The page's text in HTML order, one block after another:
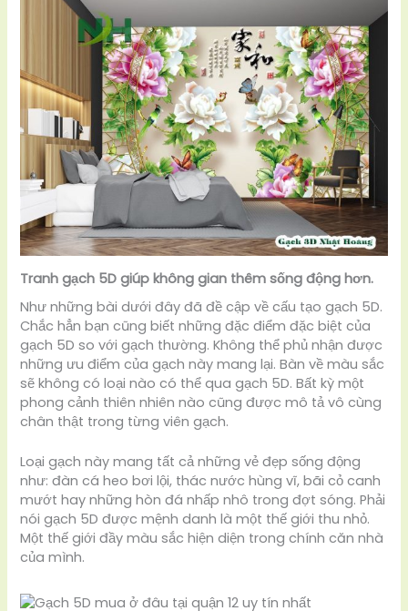
Tranh gạch 5D giúp không gian thêm sống động hơn.
Như những bài dưới đây đã đề cập về cấu tạo gạch 5D.
Chắc hẳn bạn cũng biết những đặc điểm đặc biệt của
gạch 5D so với gạch thường. Không thể phủ nhận được
những ưu điểm của gạch này mang lại. Bàn về màu sắc
sẽ không có loại nào có thể qua gạch 5D. Bất kỳ một
phong cảnh thiên nhiên nào cũng được mô tả vô cùng
chân thật trong từng viên gạch.
Loại gạch này mang tất cả những vẻ đẹp sống động
như: đàn cá heo bơi lội, thác nước hùng vĩ, bãi cỏ canh
mướt hay những hòn đá nhấp nhô trong đợt sóng. Phải
nói gạch 5D được mệnh danh là một thế giới thu nhỏ.
Một thế giới đầy màu sắc hiện diện trong chính căn nhà
của mình.